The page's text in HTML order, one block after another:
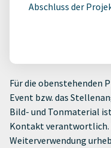
Abschluss der
Für die obenstehenden
Event bzw. das
Bild- und Tonmaterial
Kontakt verantwortlich.
Weiterverwendung